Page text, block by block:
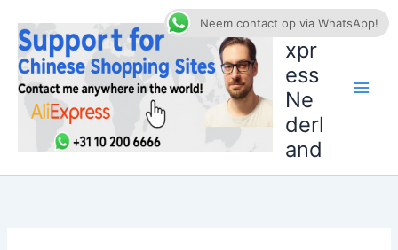
naar
inhoud
AliE
xpr
ess
Ne
derl
and
Neem contact op via WhatsApp!